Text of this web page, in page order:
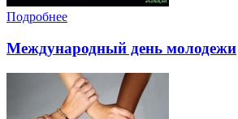
Подробнее
Международный день молодежи